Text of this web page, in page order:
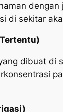
di sekitar
dibuat di